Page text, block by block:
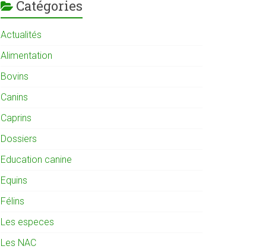
Catégories
Actualités
Alimentation
Bovins
Canins
Caprins
Dossiers
Education canine
Equins
Félins
Les especes
Les NAC